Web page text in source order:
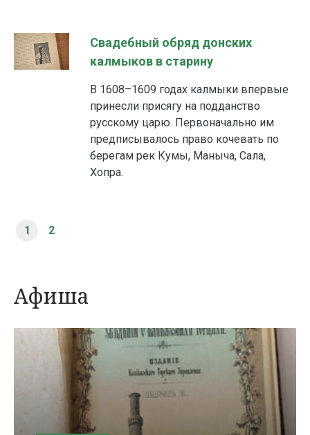
Свадебный обряд донских
калмыков в старину
В 1608–1609 годах калмыки впервые
принесли присягу на подданство
русскому царю. Первоначально им
предписывалось право кочевать по
берегам рек Кумы, Маныча, Сала,
Хопра.
1 2
Афиша